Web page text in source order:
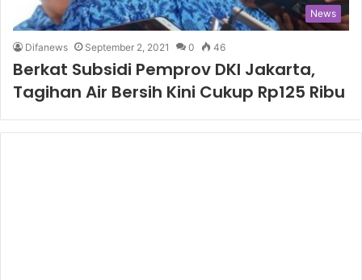
News
Difanews September 2, 2021 0 46
Berkat Subsidi Pemprov DKI Jakarta,
Tagihan Air Bersih Kini Cukup Rp125 Ribu